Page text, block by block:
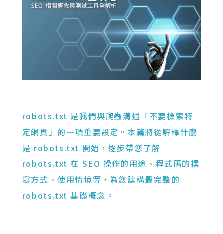
robots.txt 是我們與爬蟲溝通「不要檢索特
定網頁」的一項重要設定。本篇將從解釋什麼
是 robots.txt 開始，逐步帶您了解
robots.txt 在 SEO 操作的用途、程式碼的撰
寫方式、使用情境等，為您建構最完整的
robots.txt 基礎概念。